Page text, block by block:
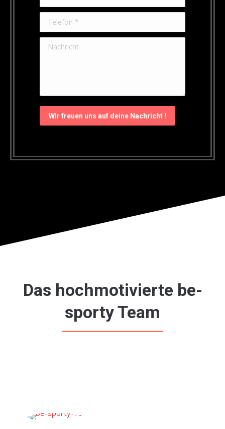
Telefon *
Nachricht
Wir freuen uns auf deine Nachricht !
Das hochmotivierte be-
sporty Team